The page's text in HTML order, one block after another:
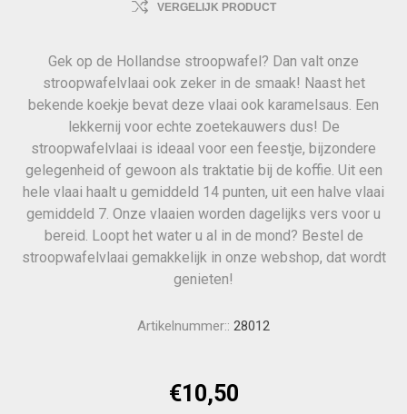
VERGELIJK PRODUCT
Gek op de Hollandse stroopwafel? Dan valt onze
stroopwafelvlaai ook zeker in de smaak! Naast het
bekende koekje bevat deze vlaai ook karamelsaus. Een
lekkernij voor echte zoetekauwers dus! De
stroopwafelvlaai is ideaal voor een feestje, bijzondere
gelegenheid of gewoon als traktatie bij de koffie. Uit een
hele vlaai haalt u gemiddeld 14 punten, uit een halve vlaai
gemiddeld 7. Onze vlaaien worden dagelijks vers voor u
bereid. Loopt het water u al in de mond? Bestel de
stroopwafelvlaai gemakkelijk in onze webshop, dat wordt
genieten!
Artikelnummer:: 28012
€10,50